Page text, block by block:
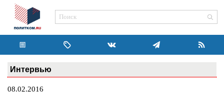
Интервью
08.02.2016